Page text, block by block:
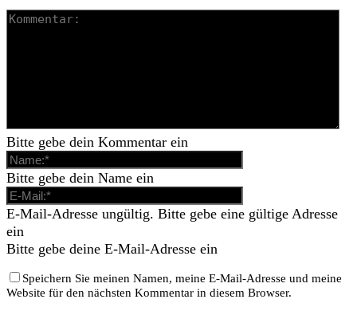
Bitte gebe dein Kommentar ein
Bitte gebe dein Name ein
E-Mail-Adresse ungültig. Bitte gebe eine gültige Adresse
ein
Bitte gebe deine E-Mail-Adresse ein
Speichern Sie meinen Namen, meine E-Mail-Adresse und meine
Website für den nächsten Kommentar in diesem Browser.